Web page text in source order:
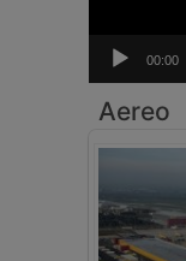
00:00
Aereo